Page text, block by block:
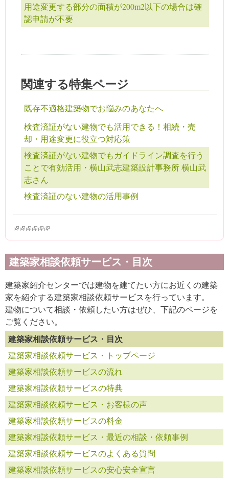
用途変更する部分の面積が200m2以下の場合は確
認申請が不要
関連する特集ページ
既存不適格建築物でお悩みのあなたへ
検査済証がない建物でも活用できる！相続・売
却・用途変更に役立つ対応策
検査済証がない建物でもガイドライン調査を行う
ことで有効活用・横山武志建築設計事務所 横山武
志さん
検査済証のない建物の活用事例
(link is external)
(link is external)
(link is external)
(link is external)
(link is external)
(link is external)
建築家相談依頼サービス・目次
建築家紹介センターでは建物を建てたい方にお近くの建築
家を紹介する建築家相談依頼サービスを行っています。
建物について相談・依頼したい方はぜひ、下記のページを
ご覧ください。
建築家相談依頼サービス・目次
建築家相談依頼サービス・トップページ
建築家相談依頼サービスの流れ
建築家相談依頼サービスの特典
建築家相談依頼サービス・お客様の声
建築家相談依頼サービスの料金
建築家相談依頼サービス・最近の相談・依頼事例
建築家相談依頼サービスのよくある質問
建築家相談依頼サービスの安心安全宣言